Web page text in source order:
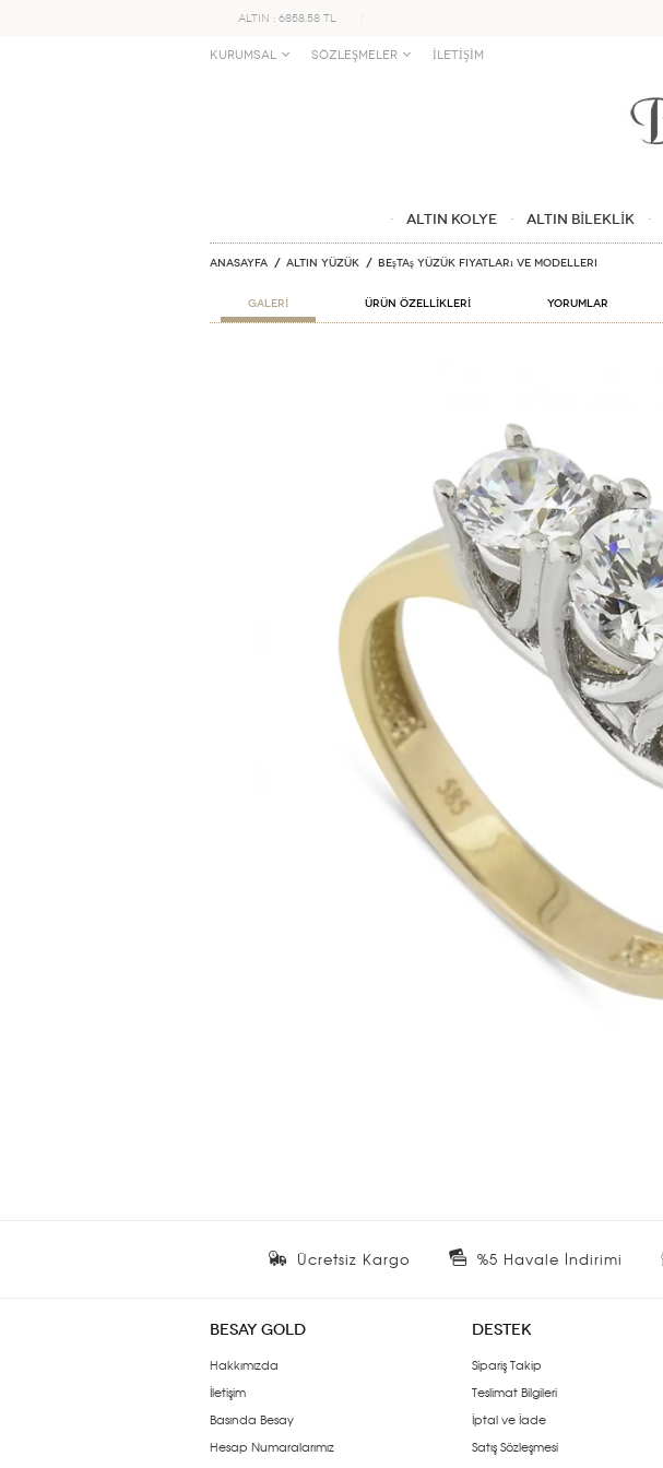
ALTIN : 6858.58 TL
KURUMSAL SÖZLEŞMELER İLETİŞİM
ALTIN KOLYE ALTIN BİLEKLİK
Anasayfa ALTIN YÜZÜK Beştaş Yüzük Fiyatları ve Modelleri
GALERİ ÜRÜN ÖZELLİKLERİ Yorumlar
Ücretsiz Kargo %5 Havale İndirimi
BESAY GOLD
Hakkımızda
İletişim
Basında Besay
Hesap Numaralarımız
DESTEK
Sipariş Takip
Teslimat Bilgileri
İptal ve İade
Satış Sözleşmesi